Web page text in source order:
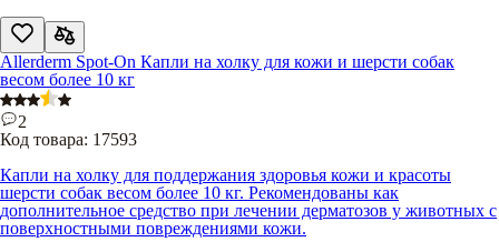
Allerderm Spot-On Капли на холку для кожи и шерсти собак
весом более 10 кг
2
Код товара: 17593
Капли на холку для поддержания здоровья кожи и красоты
шерсти собак весом более 10 кг. Рекомендованы как
дополнительное средство при лечении дерматозов у животных с
поверхностными повреждениями кожи.